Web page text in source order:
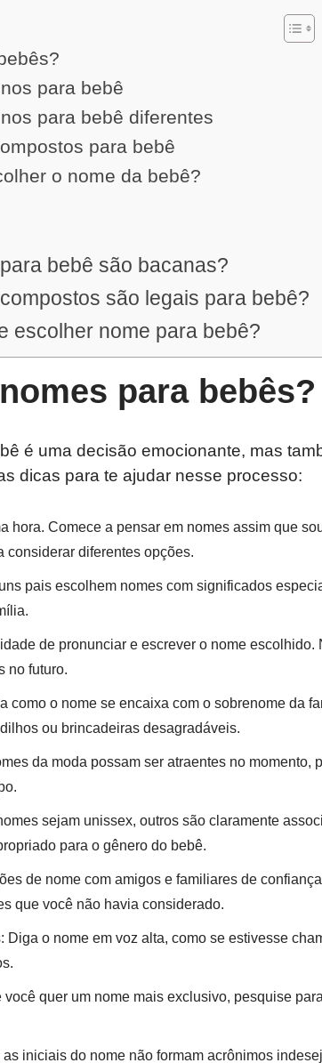
para bebê
para bebê diferentes
para bebê
o nome da bebê?
bebê são bacanas?
são legais para bebê?
escolher nome para bebê?
para bebês?
é uma decisão emocionante, mas
dicas para te ajudar nesse processo:
hora. Comece a pensar em nomes assim que
considerar diferentes opções.
pais escolhem nomes com significados
de pronunciar e escrever o nome escolhido.
no futuro.
como o nome se encaixa com o sobrenome da
ou brincadeiras desagradáveis.
da moda possam ser atraentes no momento,
sejam unissex, outros são claramente
para o gênero do bebê.
de nome com amigos e familiares de
que você não havia considerado.
Diga o nome em voz alta, como se estivesse
quer um nome mais exclusivo, pesquise
iniciais do nome não formam acrônimos